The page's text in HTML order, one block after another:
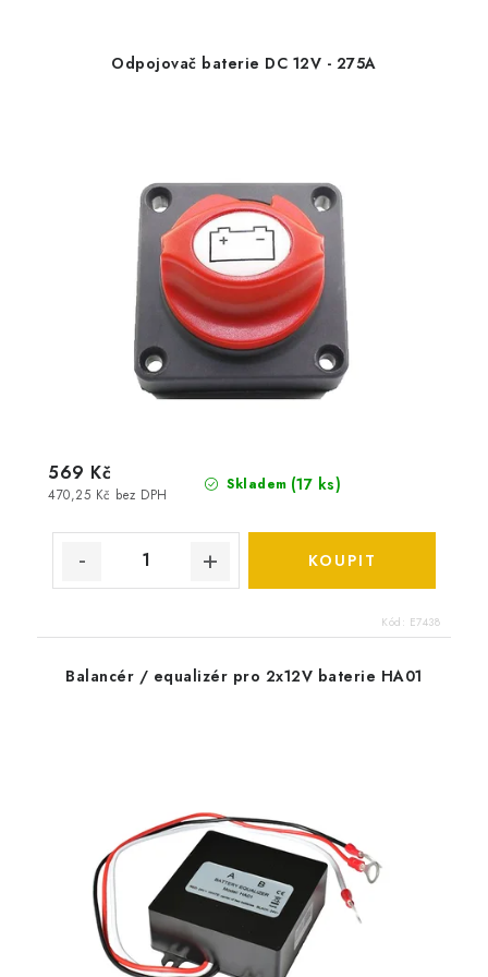
Odpojovač baterie DC 12V - 275A
Skladem (17 ks)
470,25 Kč bez DPH
569 Kč
Kód: E7438
Balancér / equalizér pro 2x12V baterie HA01